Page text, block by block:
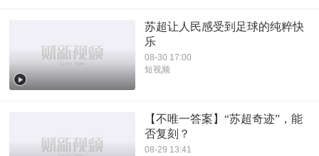
苏超让人民感受到足球的纯粹快
乐
08-30 17:00
短视频
【不唯一答案】“苏超奇迹”，能
否复刻？
08-29 13:41